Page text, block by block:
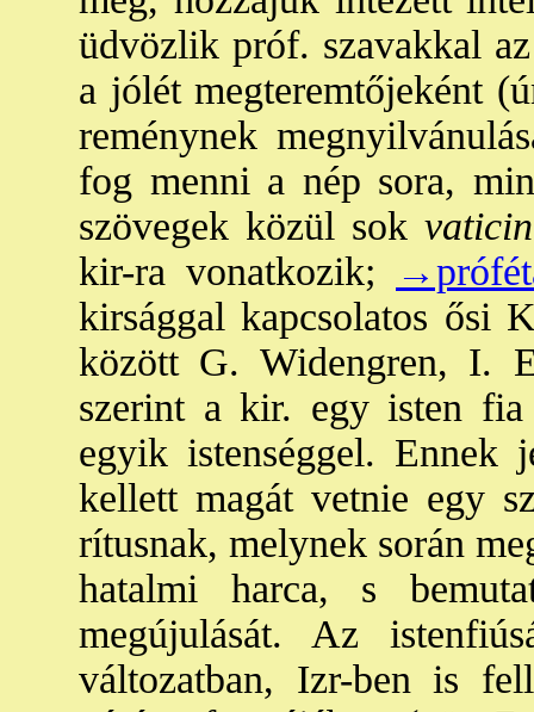
üdvözlik próf. szavakkal
a jólét megteremtőjeként
reménynek
fog menni a nép sora,
szövegek közül sok
kir-ra vonatkozik;
kirsággal kapcsolatos ősi
között G. Widengren, I.
szerint a kir. egy isten fia
egyik istenséggel. Ennek
kellett magát vetnie egy
rítusnak, melynek során
hatalmi harca, s
megújulását. Az
változatban, Izr-ben is